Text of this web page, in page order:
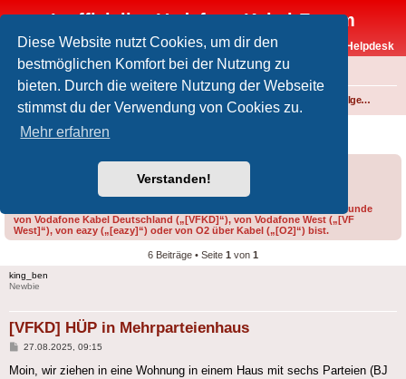
Diese Website nutzt Cookies, um dir den
bestmöglichen Komfort bei der Nutzung zu
bieten. Durch die weitere Nutzung der Webseite
stimmst du der Verwendung von Cookies zu.
Mehr erfahren
Verstanden!
Inoffizielles Vodafone-Kabel-Forum
Vodafone-Kabel-Helpdesk
FAQ
Foren-Übersicht Technik allgemein
[VFKD] HÜP in Mehrparteienhaus
Bitte gib bei der Erstellung eines Threads im Feld „Präfix“ an, ob du Kunde
von Vodafone Kabel Deutschland („[VFKD]“), von Vodafone West („[VF
West]“), von eazy („[eazy]“) oder von O2 über Kabel („[O2]“) bist.
6 Beiträge • Seite 1 von 1
king_ben
Newbie
[VFKD] HÜP in Mehrparteienhaus
Beitrag
27.08.2025, 09:15
Moin, wir ziehen in eine Wohnung in einem Haus mit sechs Parteien (BJ